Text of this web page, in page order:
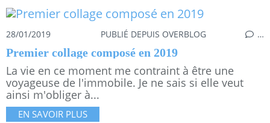
28/01/2019 PUBLIÉ DEPUIS OVERBLOG …
Premier collage composé en 2019
La vie en ce moment me contraint à être une
voyageuse de l'immobile. Je ne sais si elle veut
ainsi m'obliger à...
EN SAVOIR PLUS